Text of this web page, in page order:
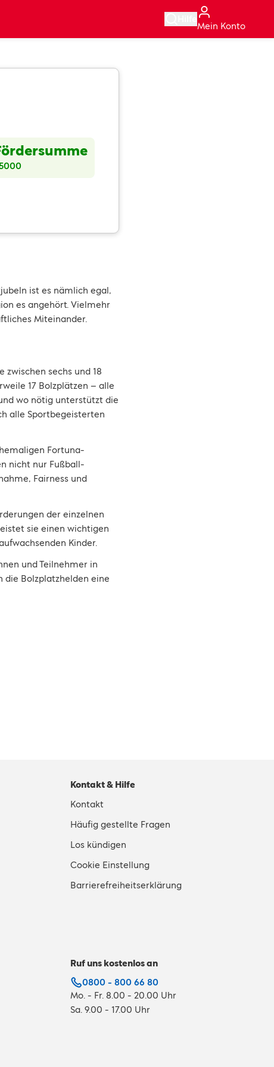
Mein Konto
ist es nämlich egal,
es angehört. Vielmehr
Miteinander.
zwischen sechs und 18
17 Bolzplätzen – alle
wo nötig unterstützt die
alle Sportbegeisterten
Fortuna-
nicht nur Fußball-
Fairness und
der einzelnen
sie einen wichtigen
Kinder.
und Teilnehmer in
die Bolzplatzhelden eine
Kontakt & Hilfe
Kontakt
Häufig gestellte Fragen
Los kündigen
Cookie Einstellung
Barrierefreiheitserklärung
Ruf uns kostenlos an
0800 - 800 66 80
Mo. - Fr. 8.00 - 20.00 Uhr
Sa. 9.00 - 17.00 Uhr